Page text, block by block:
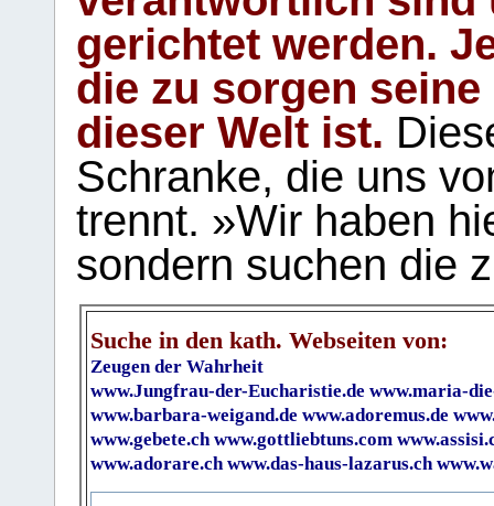
gerichtet werden.
die zu sorgen
dieser Welt ist.
Schranke, die uns
trennt. »Wir haben
sondern suchen die
Suche in den kath. Webseiten von:
Zeugen der Wahrheit
www.Jungfrau-der-Eucharistie.de www.maria-
www.barbara-weigand.de www.adoremus.de
www.gebete.ch www.gottliebtuns.com
www.adorare.ch www.das-haus-lazarus.ch